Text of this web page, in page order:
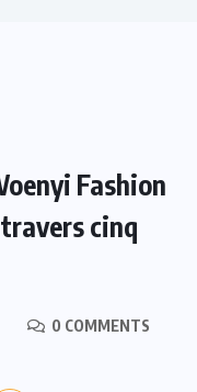
Fashion
cinq
0 COMMENTS